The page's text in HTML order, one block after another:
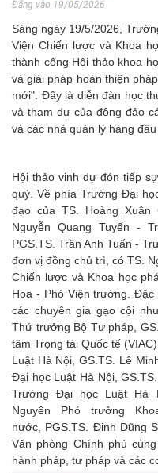
Đăng vào 19/05/2026
Sáng ngày 19/5/2026,
Viện Chiến lược và Khoa
thành công Hội thảo khoa
và giải pháp hoàn thiện
mới". Đây là diễn đàn học
và tham dự của đông đảo
và các nhà quản lý hàng
Hội thảo vinh dự đón tiếp
quý. Về phía Trường Đại
đạo của TS. Hoàng Xuân
Nguyễn Quang Tuyến -
PGS.TS. Trần Anh Tuấn -
đơn vị đồng chủ trì, có TS.
Chiến lược và Khoa học
Hoa - Phó Viện trưởng.
các chuyên gia gạo cội
Thứ trưởng Bộ Tư pháp,
tâm Trọng tài Quốc tế
Luật Hà Nội, GS.TS. Lê
Đại học Luật Hà Nội,
Trường Đại học Luật Hà
Nguyên Phó trưởng
nước, PGS.TS. Đinh Dũng
Văn phòng Chính phủ
hành pháp, tư pháp và các